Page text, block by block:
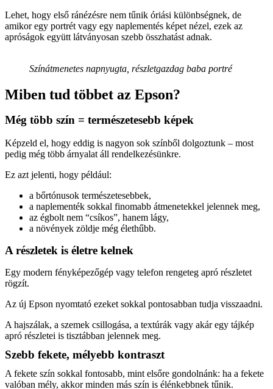
Lehet, hogy első ránézésre nem tűnik óriási különbségnek, de
amikor egy portrét vagy egy naplementés képet nézel, ezek az
apróságok együtt látványosan szebb összhatást adnak.
Színátmenetes napnyugta, részletgazdag baba portré
Miben tud többet az Epson?
Még több szín = természetesebb képek
Képzeld el, hogy eddig is nagyon sok színből dolgoztunk – most
pedig még több árnyalat áll rendelkezésünkre.
Ez azt jelenti, hogy például:
a bőrtónusok természetesebbek,
a naplementék sokkal finomabb átmenetekkel jelennek meg,
az égbolt nem “csíkos”, hanem lágy,
a növények zöldje még élethűbb.
A részletek is életre kelnek
Egy modern fényképezőgép vagy telefon rengeteg apró részletet
rögzít.
Az új Epson nyomtató ezeket sokkal pontosabban tudja visszaadni.
A hajszálak, a szemek csillogása, a textúrák vagy akár egy tájkép
apró részletei is tisztábban jelennek meg.
Szebb fekete, mélyebb kontraszt
A fekete szín sokkal fontosabb, mint elsőre gondolnánk: ha a fekete
valóban mély, akkor minden más szín is élénkebbnek tűnik.